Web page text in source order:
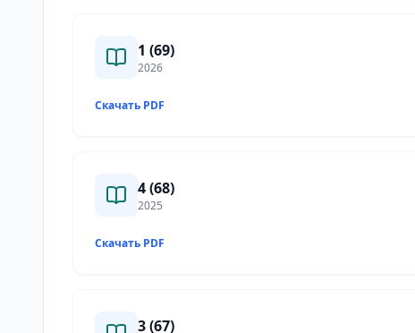
1 (69)
2026
Скачать PDF
4 (68)
2025
Скачать PDF
3 (67)